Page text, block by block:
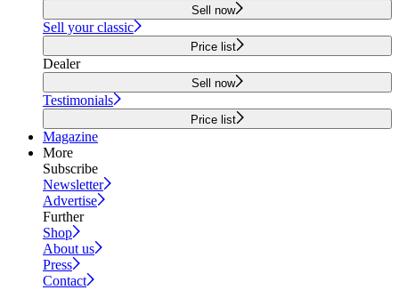
Sell now
Sell your classic
Price list
Dealer
Sell now
Testimonials
Price list
Magazine
More
Subscribe
Newsletter
Advertise
Further
Shop
About us
Press
Contact